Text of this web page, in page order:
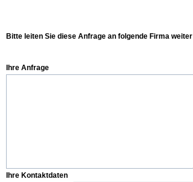
Bitte leiten Sie diese Anfrage an folgende Firma weiter
Ihre Anfrage
Ihre Kontaktdaten